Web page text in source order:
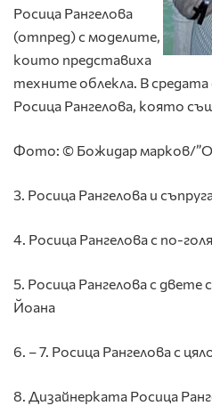
Росица Рангелова
(отпред) с моделите,
които представиха
техните облекла. В
Росица Рангелова, която
Фото: © Божидар марков/
3. Росица Рангелова и
4. Росица Рангелова с по-
5. Росица Рангелова с
Йоана
6. – 7. Росица Рангелова с
8. Дизайнерката Росица